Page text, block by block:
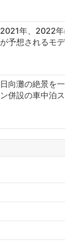
2021年、2022
が予想されるモ
日向灘の絶景を
ン併設の車中泊